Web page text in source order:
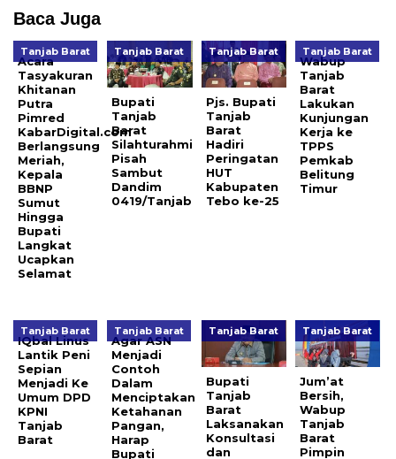
Baca Juga
Tanjab Barat
Acara
Tasyakuran
Khitanan
Putra
Pimred
KabarDigital.com
Berlangsung
Meriah,
Kepala
BBNP
Sumut
Hingga
Bupati
Langkat
Ucapkan
Selamat
Tanjab Barat
Bupati
Tanjab
Barat
Silahturahmi
Pisah
Sambut
Dandim
0419/Tanjab
Tanjab Barat
Pjs. Bupati
Tanjab
Barat
Hadiri
Peringatan
HUT
Kabupaten
Tebo ke-25
Tanjab Barat
Wabup
Tanjab
Barat
Lakukan
Kunjungan
Kerja ke
TPPS
Pemkab
Belitung
Timur
Tanjab Barat
IQbal Linus
Lantik Peni
Sepian
Menjadi Ke
Umum DPD
KPNI
Tanjab
Barat
Tanjab Barat
Agar ASN
Menjadi
Contoh
Dalam
Menciptakan
Ketahanan
Pangan,
Harap
Bupati
Tanjab Barat
Bupati
Tanjab
Barat
Laksanakan
Konsultasi
dan
Tanjab Barat
Jum’at
Bersih,
Wabup
Tanjab
Barat
Pimpin